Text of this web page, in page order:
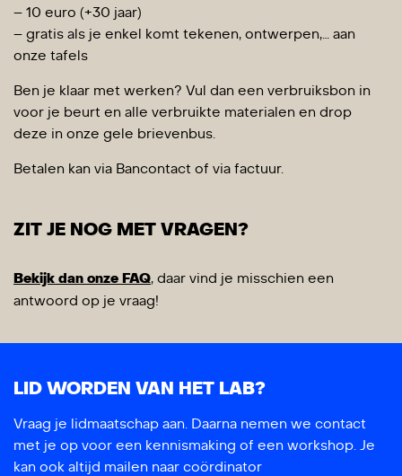
– 10 euro (+30 jaar)
– gratis als je enkel komt tekenen, ontwerpen,… aan
onze tafels
Ben je klaar met werken? Vul dan een verbruiksbon in
voor je beurt en alle verbruikte materialen en drop
deze in onze gele brievenbus.
Betalen kan via Bancontact of via factuur.
ZIT JE NOG MET VRAGEN?
Bekijk dan onze FAQ, daar vind je misschien een
antwoord op je vraag!
LID WORDEN VAN HET LAB?
Vraag je lidmaatschap aan. Daarna nemen we contact
met je op voor een kennismaking of een workshop. Je
kan ook altijd mailen naar coördinator